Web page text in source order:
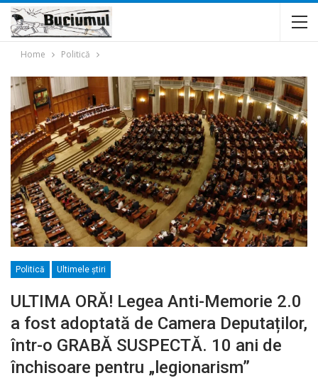
Home Politică
Politică Ultimele ştiri
ULTIMA ORĂ! Legea Anti-Memorie 2.0
a fost adoptată de Camera Deputaților,
într-o GRABĂ SUSPECTĂ. 10 ani de
închisoare pentru „legionarism”